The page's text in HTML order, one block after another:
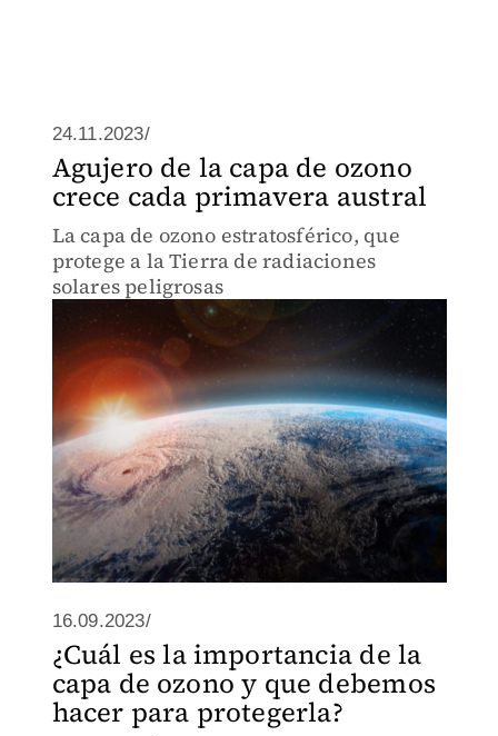
24.11.2023/
Agujero de la capa de ozono
crece cada primavera austral
La capa de ozono estratosférico, que
protege a la Tierra de radiaciones
solares peligrosas
16.09.2023/
¿Cuál es la importancia de la
capa de ozono y que debemos
hacer para protegerla?